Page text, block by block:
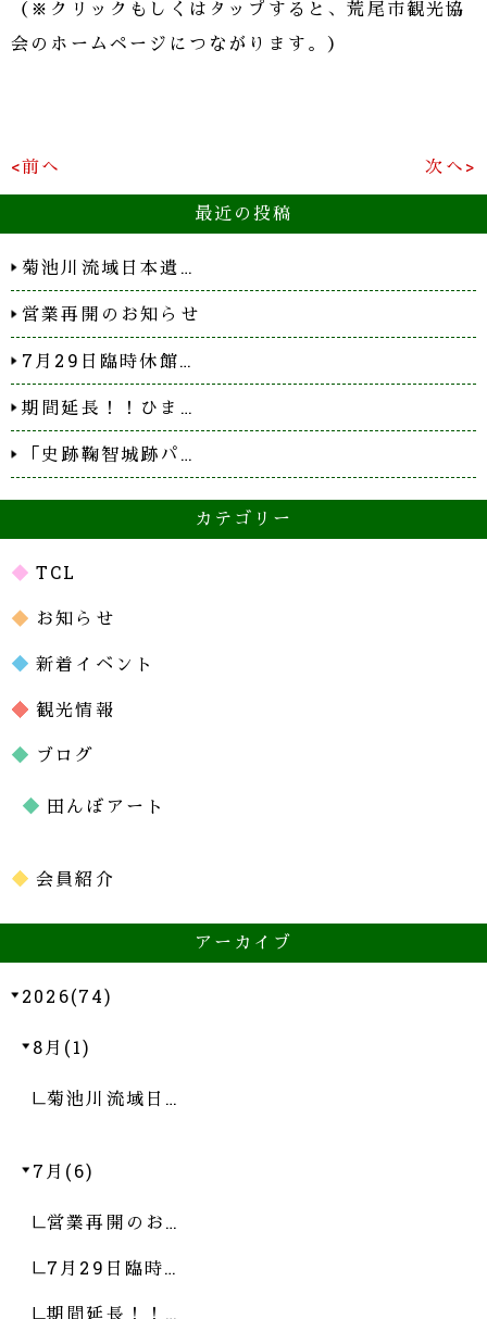
（※クリックもしくはタップすると、荒尾市観光協
会のホームページにつながります。）
<前へ 次へ>
最近の投稿
菊池川流域日本遺…
営業再開のお知らせ
7月29日臨時休館…
期間延長！！ひま…
「史跡鞠智城跡パ…
カテゴリー
TCL
お知らせ
新着イベント
観光情報
ブログ
田んぼアート
会員紹介
アーカイブ
2026(74)
8月(1)
菊池川流域日…
7月(6)
営業再開のお…
7月29日臨時…
期間延長！！…